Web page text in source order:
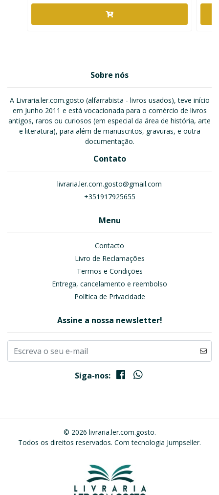
Sobre nós
A Livraria.ler.com.gosto (alfarrabista - livros usados), teve início
em Junho 2011 e está vocacionada para o comércio de livros
antigos, raros ou curiosos (em especial da área de história, arte
e literatura), para além de manuscritos, gravuras, e outra
documentação.
Contato
livraria.ler.com.gosto@gmail.com
+351917925655
Menu
Contacto
Livro de Reclamações
Termos e Condições
Entrega, cancelamento e reembolso
Política de Privacidade
Assine a nossa newsletter!
Siga-nos:
© 2026 livraria.ler.com.gosto.
Todos os direitos reservados. Com tecnologia Jumpseller.